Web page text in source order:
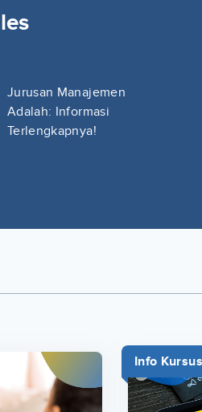
Jurusan Manajemen
Adalah: Informasi
Terlengkapnya!
Info Kursus